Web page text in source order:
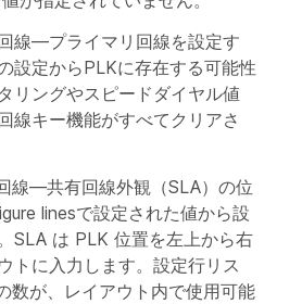
線—プライマリ回線を設定す
設定からPLKに存在する可能性
リングやスピードダイヤル値
線キー機能がすべてクリアさ
線—共有回線外観（SLA）の位
linesで設定された値から設
SLA は PLK 位置を左上から右
トに入力します。設定行リス
数が、レイアウト内で使用可能